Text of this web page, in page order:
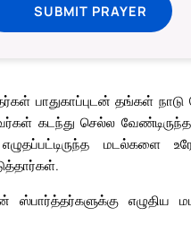
SUBMIT PRAYER
பாதுகாப்புடன் தங்கள்
கடந்து செல்ல
மடல்களை
எழுதிய